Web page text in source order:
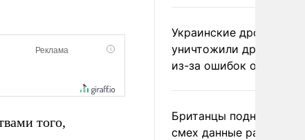
того,
Украинские дроны
уничтожили друг друга
из-за ошибок
Британцы подняли на
смех данные разведки